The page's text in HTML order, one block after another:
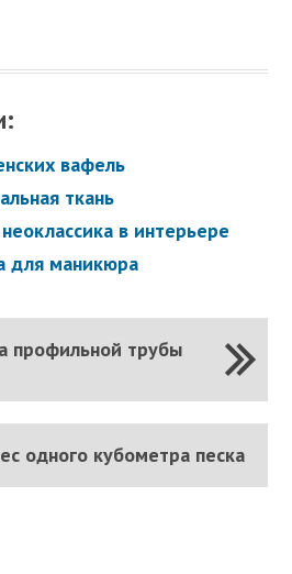
вафель
ткань
в интерьере
для маникюра
профильной трубы
одного кубометра песка